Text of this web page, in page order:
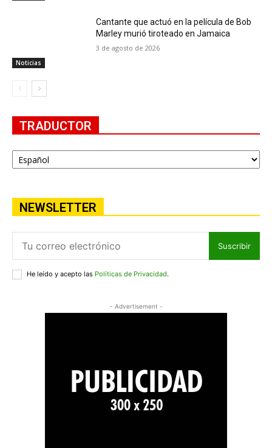
Noticias
Cantante que actuó en la película de Bob
Marley murió tiroteado en Jamaica
3 de agosto de 2026
TRADUCTOR
NEWSLETTER
Suscribir
He leído y acepto las Políticas de Privacidad.
- Advertisement -